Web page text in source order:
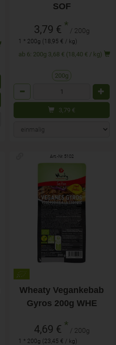
SOF
3,79 € * / 200g
1 * 200g (18,95 € / kg)
ab 6: 200g 3,68 € (18,40 € / kg)
200g
3,79 €
Art.-Nr. 5102
Wheaty Vegankebab
Gyros 200g WHE
4,69 € * / 200g
1 * 200g (23,45 € / kg)